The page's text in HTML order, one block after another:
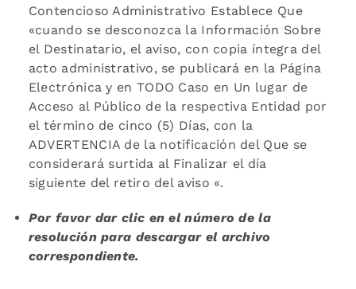
Contencioso Administrativo Establece Que
«cuando se desconozca la Información Sobre
el Destinatario, el aviso, con copia íntegra del
acto administrativo, se publicará en la Página
Electrónica y en TODO Caso en Un lugar de
Acceso al Público de la respectiva Entidad por
el término de cinco (5) Días, con la
ADVERTENCIA de la notificación del Que se
considerará surtida al Finalizar el día
siguiente del retiro del aviso «.
Por favor dar clic en el número de la
resolución para descargar el archivo
correspondiente.